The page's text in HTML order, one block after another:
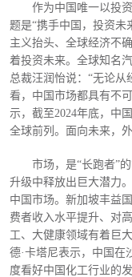
作为中国唯一以投
题是“携手中国，投资未
主义抬头、全球经济不
着投资未来。全球知名
总裁汪润怡说：“无论
看，中国市场都具有不
示，截至2024年底，中
全球前列。面向未来，
市场，是“长跑者”
升级中释放出巨大潜力
中国市场。新加坡丰益
费者收入水平提升、对
工、大健康领域有着巨
德·卡塔尼表示，中国在
度看好中国化工行业的